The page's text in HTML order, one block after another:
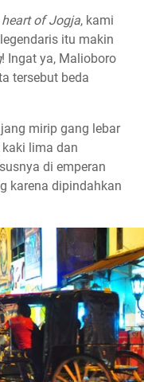
heart of Jogja, kami
itu makin
! Ingat ya, Malioboro
tersebut beda
mirip gang lebar
lima dan
di emperan
karena dipindahkan